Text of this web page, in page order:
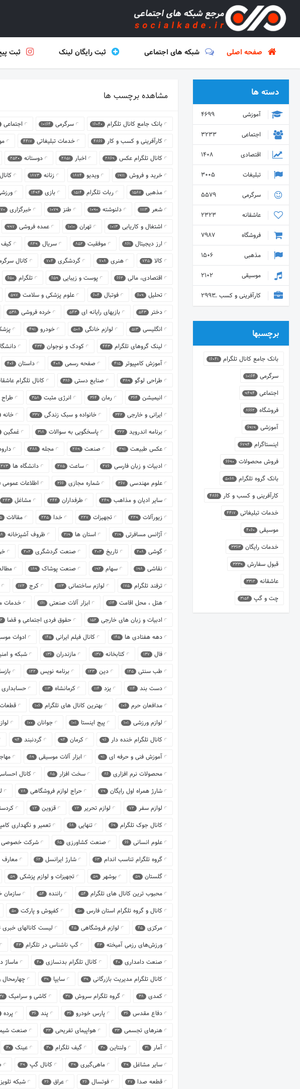
صفحه اصلی شبکه های اجتماعی ثبت رایگان لینک ثبت
مشاهده برچسب ها
بانک جامع کانال تلگرام 16040 سرگرمی 10164 اجتماعی
کارآفرینی و کسب و کار 4866 خدمات تبلیغاتی 4417
کانال تلگرام عکس 2869 اخبار 2851 دوستانه 2520
خرید و فروش 1911 ویدیو 1874 زنانه 1873
مذهبی 1587 ربات تلگرام 1514 بازی 1494
شعر 1113 دلنوشته 1090 طنز 1079 خبرگزاری
اشتغال و کاریابی 1013 تهران 1010 عمده فروشی 997
ارز دیجیتال 861 موفقیت 852 سریال 829
کالا 725 هنری 708 گردشگری 704 کانال
اقتصادی، مالی 662 پوست و زیبایی 659 تلگرام 650
تحلیل 609 فوتبال 604 علوم پزشکی و سلامت 597
دختر 543 بازیهای رایانه ای 543 خرده فروشی 538
انگلیسی 513 لوازم خانگی 508 خودرو 491
لینک گروهای تلگرام 443 کودک و نوجوان 434
آموزش کامپیوتر 415 صفحه رسمی 408 داستان 406
طراحی لوگو 389 صنایع دستی 386 کانال تلگرام
انیمیشن 364 رمان 364 انرژی مثبت 358
ایرانی و خارجی 342 خانواده و سبک زندگی 337 خانه
برنامه اندروید 322 پاسخگویی به سوالات 318 غمگین
عکس طبیعت 291 صنعت 289 مجله 288
ادبیات و زبان فارسی 276 ساعت 275 دانشگاه ها 273
علوم مهندسی 267 شماره مجازی 266 اطلاعات عمومی
سایر ادیان و مذاهب 249 طرفداران 244 مشاغل 243
زیورآلات 229 تجهیزات 227 خدا 225 مقالات
آژانس مسافرتی 219 استان ها 219 ظروف آشپزخانه
گوشی 208 تاریخ 203 صنعت گردشگری 202
نقاشی 198 سهام 192 صنعت پوشاک 189
ترفند تلگرام 175 لوازم ساختمانی 173 کرج 172
هتل ، محل اقامت 164 ابزار آلات صنعتی 161 خدمات
ادبیات و زبان های خارجی 152 حقوق فردی اجتماعی و قضا
دهه هفتادی ها 145 کانال فیلم ایرانی 145 ادوات
فال 137 کتابخانه 137 مازندران 136 شبکه و
طب سنتی 125 دین 123 برنامه نویس 122
دست بند 114 یزد 114 کرمانشاه 113
مدافعان حرم 106 بهترین کانال های تلگرام 106 قطعات
لوازم ورزشی 101 پیج اینستا 101 جوانان 100
کانال تلگرام خنده دار 96 کرمان 94 گردنبند 94
آموزش فنی و حرفه ای 91 ابزار آلات موسیقی 89
محصولات نرم افزاری 86 سخت افزار 85 کانال
شارژ همراه اول رایگان 79 حراج لوازم فروشگاهی 78
لوازم سفر 72 لوازم تحریر 72 قزوین 72
کانال جوک تلگرام 69 تنهایی 68 تعمیر و نگهداری
علوم انسانی 66 صنعت کشاورزی 65 شرکت
گروه تلگرام تناسب اندام 63 شارژ ایرانسل 62 معارف
گلستان 59 بوشهر 59 تجهیزات و لوازم پزشکی 59
محبوب ترین کانال های تلگرام 54 راننده 54 سازمان
کانال و گروه تلگرام استان فارس 50 کفپوش و پارکت 50
مرکزی 45 لوازم فروشگاهی 45 لیست کانالهای خبری
ورزش‌های رزمی آمیخته 43 گپ ناشناس در تلگرام 43
صنعت دامداری 40 کانال تلگرام بدنسازی 40 ماساژ
کانال تلگرام مدیریت بازرگانی 39 سایپا 39
کمدی 38 گروه تلگرام سروش 37 کاشی و سرامیک
دفاع مقدس 36 پارس خودرو 36 پند 36 پرده
هنرهای تجسمی 33 هواپیمای تفریحی 33 صنعت
آمار 31 ولنتاین 30 گیف تلگرام 30 عینک 30
سایر مشاغل 29 ماهی‌گیری 29 کانال گپ 29
قطعه صدا 27 فوتسال 26 عراق 26 شبکه
دسته ها
آموزشی
4699
اجتماعی
3233
اقتصادی
1408
تبلیغات
3005
سرگرمی
5579
عاشقانه
2323
فروشگاه
7987
مذهبی
1506
موسیقی
2102
کارآفرینی و کسب و کار 2993
برچسبها
بانک جامع کانال تلگرام 16041
سرگرمی 10164
اجتماعی 9494
فروشگاه 8662
آموزشی 6919
اینستاگرام 6794
فروش محصولات 6690
بانک گروه تلگرام 5068
کارآفرینی و کسب و کار 4866
خدمات تبلیغاتی 4417
موسیقی 4060
خدمات رایگان 3363
قبول سفارش 3339
عاشقانه 3312
چت و گپ 3154